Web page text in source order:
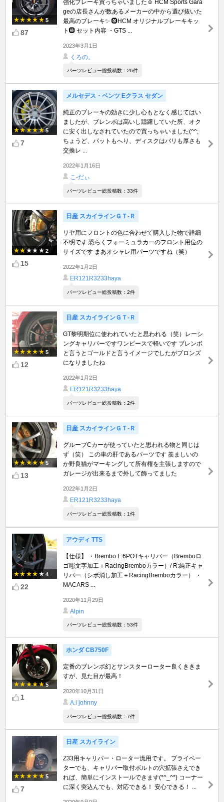
5
87
強化ブレーキ買っちゃいました☺️ HCM Sports Gara
geの店長さんが数あるメーカーの中から選び抜いた
最高のブレーキ✨ 🛞HCM オリジナルブレーキキッ
ト🛞 セット内容 ・GTS ...
2023年3月1日
くろの。
パーツレビュー総投稿数：26件
5
7
メルセデス・ベンツ Eクラス セダン
純正のブレーキの効きに少し心もとなく感じてはい
ましたが、ブレンボは高いし躊躇していた所、オク
に安く出しなされていたので買っちゃいました(^^;
ちょうど、パットもへり、ディスクはバリも厚さも
交換レ ...
2022年1月16日
こ-だぃ
パーツレビュー総投稿数：33件
2
15
日産 スカイラインＧＴ‐Ｒ
リヤ用にフロントの色に合わせて購入した物で詳細
不明です 恐らくフォーミュラカーのフロント用位の
サイズです まあオシャレ用パーツですね（笑）
2022年1月2日
ER121R3233haya
パーツレビュー総投稿数：2件
5
12
日産 スカイラインＧＴ‐Ｒ
GT黎明期位に使われていたと思われる（笑）レーシ
ングキャリパーですワンピースで軽いです ブレンボ
と言うとゴールドと言うイメージでしたがブロンズ
になりましたね
2022年1月2日
ER121R3233haya
パーツレビュー総投稿数：2件
5
13
日産 スカイラインＧＴ‐Ｒ
グループCカーが使っていたと思われる物と同じは
ず（笑） この車の肝であるパーツです 羨ましいの
か野良猫がマーキングして所有権を主張しますので
ガレージが出来るまで外して飾ってました
2022年1月2日
ER121R3233haya
パーツレビュー総投稿数：1件
4
22
アウディ TTS
【仕様】 ・Brembo F:6POTキャリパー（Bremboロ
ゴ彫文字加工＋RacingBremboカラー）/ R:純正キャ
リパー（シボ消し加工＋RacingBremboカラー） ・
MACARS ...
2020年11月29日
Alpin
パーツレビュー総投稿数：53件
5
1
ホンダ CB750F
定番のブレンボ幻とサンスターローター良くききま
すが、見た目が最高！
2020年10月31日
A.i johnny
パーツレビュー総投稿数：7件
5
7
日産 スカイライン
Z33用キャリパー・ローター流用です。 プライベー
ターでも、キャリパー取付ボルトの穴拡張さえでき
れば、簡単にインストールできます(*^_^*) コーナー
に深く突込んでも、対応できる！ 安心できる！ ...